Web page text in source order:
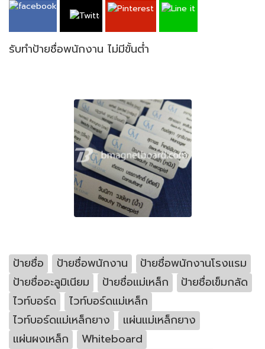
รับทำป้ายชื่อพนักงาน ไม่มีขั้นต่ำ
ป้ายชื่อ ป้ายชื่อพนักงาน
ป้ายชื่อพนักงานโรงแรม
ป้ายชื่ออะลูมิเนียม
ป้ายชื่อแม่เหล็ก
ป้ายชื่อเข็มกลัด
ไวท์บอร์ด
ไวท์บอร์ดแม่เหล็ก
ไวท์บอร์ดแม่เหล็กยาง
แผ่นแม่เหล็กยาง
แผ่นผงเหล็ก
Whiteboard